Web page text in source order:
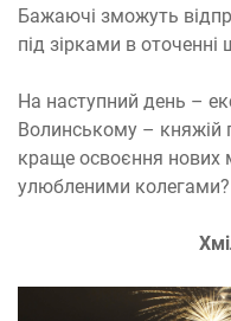
Бажаючі зможуть
під зірками в оточенні
На наступний день –
Волинському – княжій
краще освоєння нових
улюбленими колегами?